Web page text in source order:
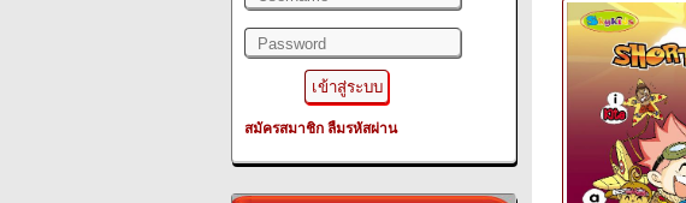
สมัครสมาชิก ลืมรหัสผ่าน